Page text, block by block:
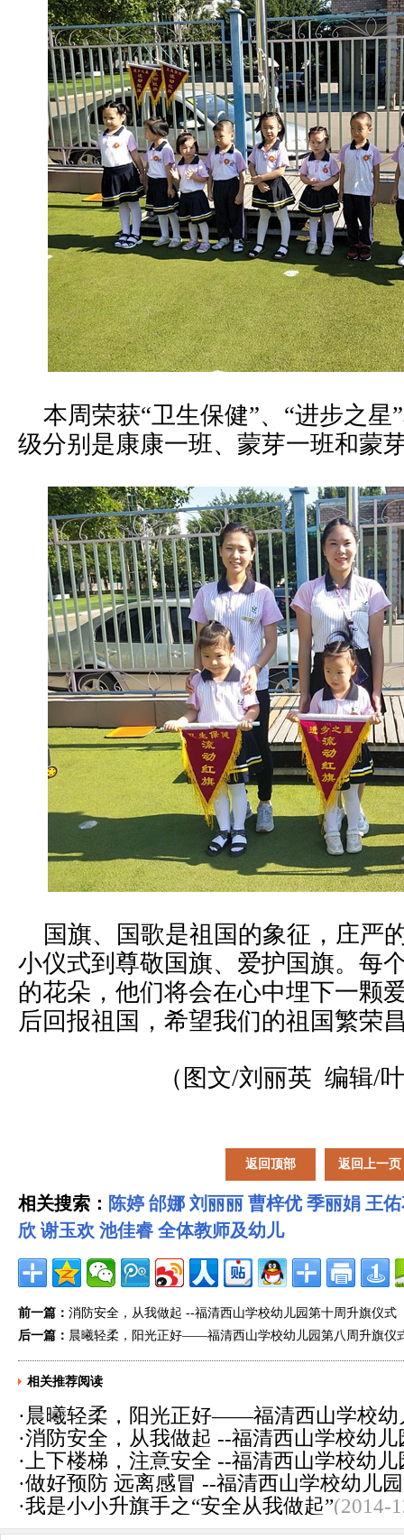
本周荣获“卫生保健”、“进步之星
级分别是康康一班、蒙芽一班和蒙
国旗、国歌是祖国的象征，庄严
小仪式到尊敬国旗、爱护国旗。每
的花朵，他们将会在心中埋下一颗
后回报祖国，希望我们的祖国繁荣
（图文/刘丽英 编辑/
返回顶部 返回上一页
相关搜索： 陈婷 邰娜 刘丽丽 曹梓优 季丽娟 王
欣 谢玉欢 池佳睿 全体教师及幼儿
前一篇： 消防安全，从我做起 --福清西山学校幼儿园第十周升旗仪式
后一篇： 晨曦轻柔，阳光正好——福清西山学校幼儿园第八周升旗仪
相关推荐阅读
·晨曦轻柔，阳光正好——福清西山学校幼
闻报道(2019-10-21)
·消防安全，从我做起 --福清西山学校幼
11-06)
· 上下楼梯，注意安全 --福清西山学校幼
(2018-10-23)
·做好预防 远离感冒 --福清西山学校幼儿
10-16)
·我是小小升旗手之“安全从我做起”(2014-